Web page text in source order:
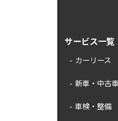
サービス一覧
カーリース
新車・中古
車検・整備